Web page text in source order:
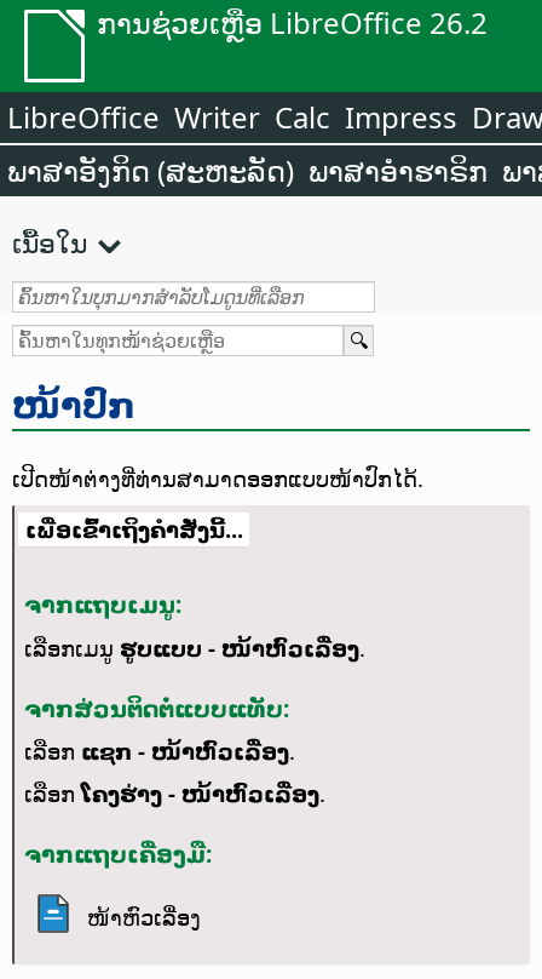
ການຊ່ວຍເຫຼືອ LibreOffice 26.2
LibreOffice Writer Calc Impress
ພາສາອັງກິດ (ສະຫະລັດ) ພາສາອຳຮາຣິກ ພ
ເນື້ອໃນ
ໜ້າປົກ
ເປີດໜ້າຕ່າງທີ່ທ່ານສາມາດອອກແບບໜ້າປົກໄດ້.
ເພື່ອເຂົ້າເຖິງຄຳສັ່ງນີ້...
ຈາກແຖບເມນູ:
ເລືອກເມນູ ຮູບແບບ - ໜ້າຫົວເລື່ອງ.
ຈາກສ່ວນຕິດຕໍ່ແບບແທັບ:
ເລືອກ ແຊກ - ໜ້າຫົວເລື່ອງ.
ເລືອກໂຄງຮ່າງ - ໜ້າຫົວເລື່ອງ.
ຈາກແຖບເຄື່ອງມື:
ໜ້າຫົວເລື່ອງ